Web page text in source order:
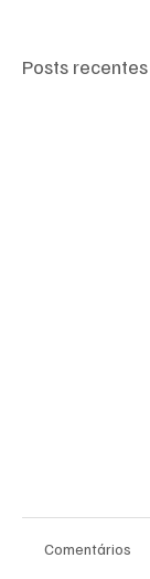
Posts recentes
Comentários